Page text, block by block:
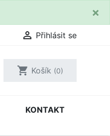
×
 Přihlásit se
shopping_cart Košík (0)
KONTAKT